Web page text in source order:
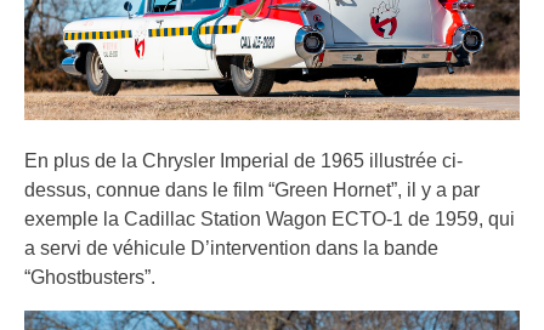
En plus de la Chrysler Imperial de 1965 illustrée ci-
dessus, connue dans le film “Green Hornet”, il y a par
exemple la Cadillac Station Wagon ECTO-1 de 1959, qui
a servi de véhicule D’intervention dans la bande
“Ghostbusters”.